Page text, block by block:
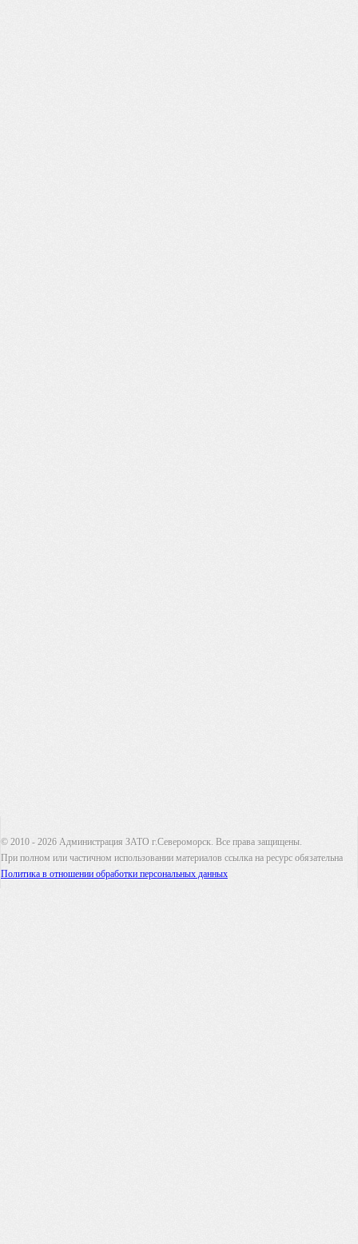
© 2010 - 2026 Администрация ЗАТО г.Североморск. Все права защищены.
При полном или частичном использовании материалов ссылка на ресурс обязательна
Политика в отношении обработки персональных данных